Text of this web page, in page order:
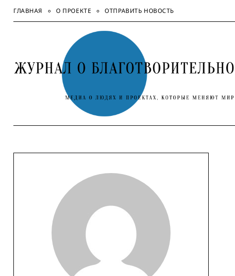
SkipГЛАВНАЯ О ПРОЕКТЕ ОТПРАВИТЬ НОВОСТЬ